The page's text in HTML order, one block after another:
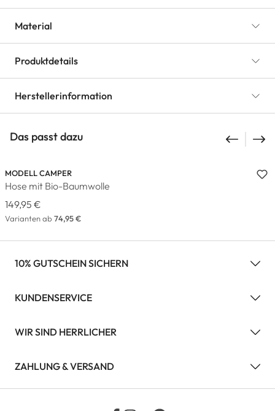
Material
Produktdetails
Herstellerinformation
Das passt dazu
MODELL CAMPER
Hose mit Bio-Baumwolle
149,95 €
Varianten ab 74,95 €
10% GUTSCHEIN SICHERN
KUNDENSERVICE
WIR SIND HERRLICHER
ZAHLUNG & VERSAND